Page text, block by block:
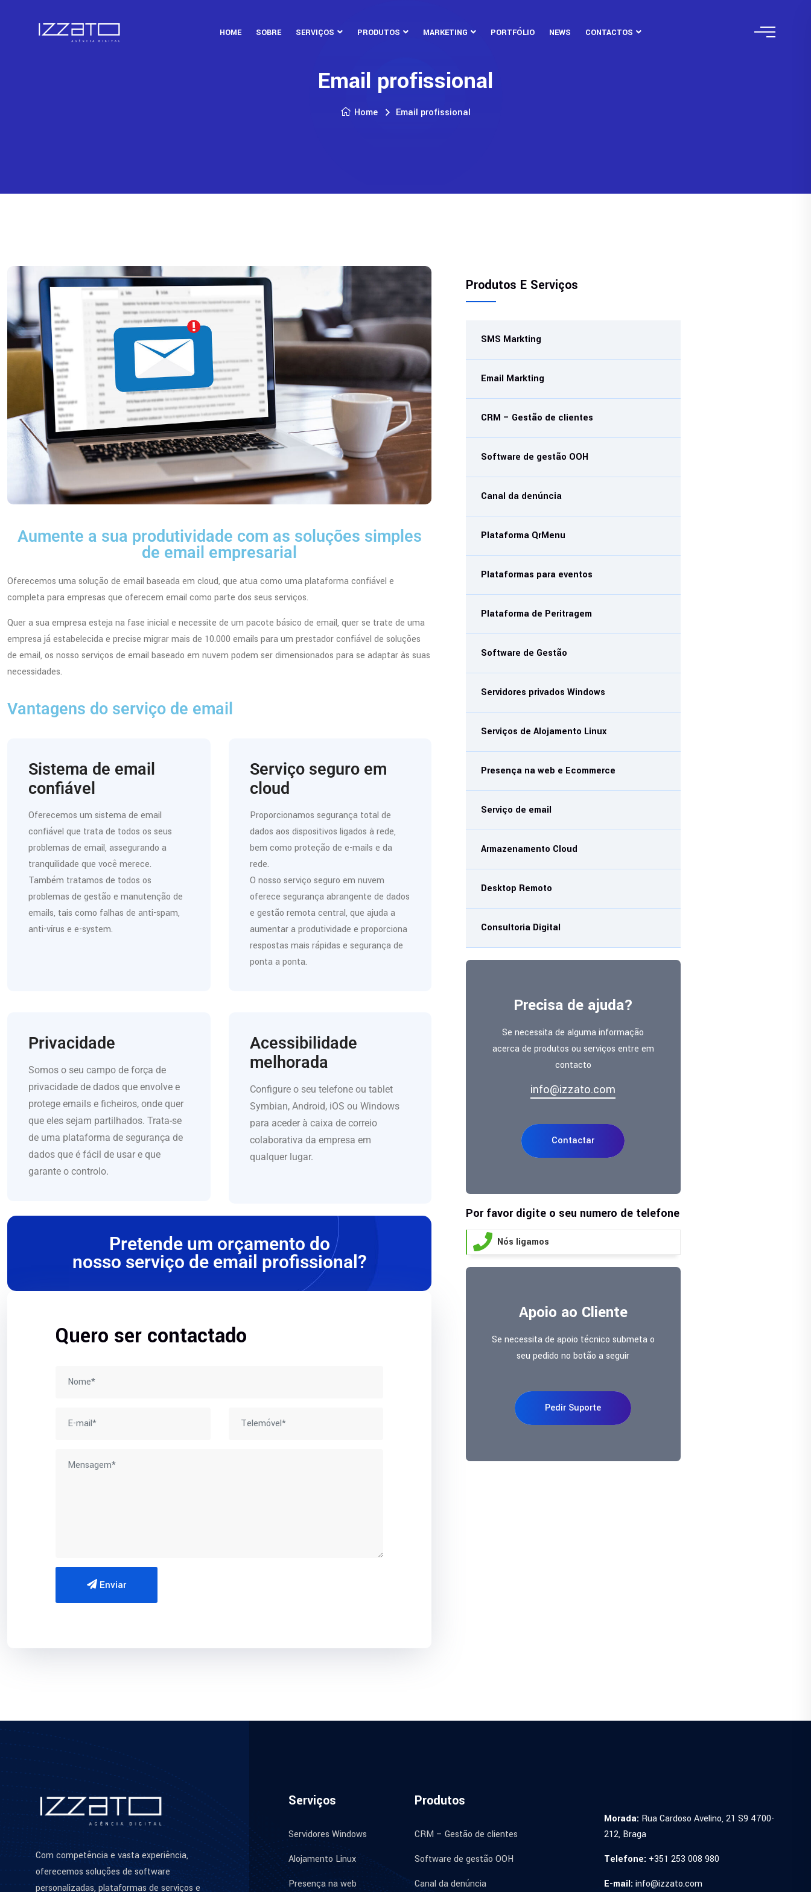
HOME SOBRE SERVIÇOS PRODUTOS MARKETING PORTFÓLIO NEWS CONTACTOS
Email profissional
Home Email profissional
Aumente a sua produtividade com as soluções simples
de email empresarial
Oferecemos uma solução de email baseada em cloud, que atua como uma plataforma confiável e
completa para empresas que oferecem email como parte dos seus serviços.
Quer a sua empresa esteja na fase inicial e necessite de um pacote básico de email, quer se trate de uma
empresa já estabelecida e precise migrar mais de 10.000 emails para um prestador confiável de soluções
de email, os nosso serviços de email baseado em nuvem podem ser dimensionados para se adaptar às suas
necessidades.
Vantagens do serviço de email
Sistema de email
confiável
Oferecemos um sistema de email
confiável que trata de todos os seus
problemas de email, assegurando a
tranquilidade que você merece.
Também tratamos de todos os
problemas de gestão e manutenção de
emails, tais como falhas de anti-spam,
anti-vírus e e-system.
Serviço seguro em
cloud
Proporcionamos segurança total de
dados aos dispositivos ligados à rede,
bem como proteção de e-mails e da
rede.
O nosso serviço seguro em nuvem
oferece segurança abrangente de dados
e gestão remota central, que ajuda a
aumentar a produtividade e proporciona
respostas mais rápidas e segurança de
ponta a ponta.
Privacidade
Somos o seu campo de força de
privacidade de dados que envolve e
protege emails e ficheiros, onde quer
que eles sejam partilhados. Trata-se
de uma plataforma de segurança de
dados que é fácil de usar e que
garante o controlo.
Acessibilidade
melhorada
Configure o seu telefone ou tablet
Symbian, Android, iOS ou Windows
para aceder à caixa de correio
colaborativa da empresa em
qualquer lugar.
Pretende um orçamento do
nosso serviço de email profissional?
Quero ser contactado
Enviar
Produtos E Serviços
SMS Markting
Email Markting
CRM – Gestão de clientes
Software de gestão OOH
Canal da denúncia
Plataforma QrMenu
Plataformas para eventos
Plataforma de Peritragem
Software de Gestão
Servidores privados Windows
Serviços de Alojamento Linux
Presença na web e Ecommerce
Serviço de email
Armazenamento Cloud
Desktop Remoto
Consultoria Digital
Precisa de ajuda?
Se necessita de alguma informação
acerca de produtos ou serviços entre em
contacto
info@izzato.com
Contactar
Por favor digite o seu numero de telefone
Nós ligamos
Apoio ao Cliente
Se necessita de apoio técnico submeta o
seu pedido no botão a seguir
Pedir Suporte
Com competência e vasta experiência,
oferecemos soluções de software
personalizadas, plataformas de serviços e
Serviços
Servidores Windows
Alojamento Linux
Presença na web
Produtos
CRM – Gestão de clientes
Software de gestão OOH
Canal da denúncia
Morada: Rua Cardoso Avelino, 21 S9 4700-
212, Braga
Telefone: +351 253 008 980
E-mail: info@izzato.com